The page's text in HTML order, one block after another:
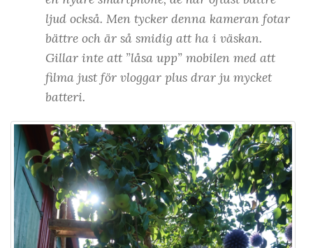
ljud också. Men tycker denna kameran fotar
bättre och är så smidig att ha i väskan.
Gillar inte att ”låsa upp” mobilen med att
filma just för vloggar plus drar ju mycket
batteri.